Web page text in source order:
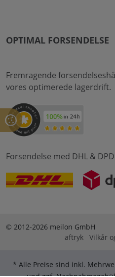
OPTIMAL FORSENDELSE
Fremragende
vores optimerede lagerdrift.
Forsendelse med DHL &
© 2012-2026 meilon GmbH
aftryk
Vilkår
* Alle Preise sind inkl.